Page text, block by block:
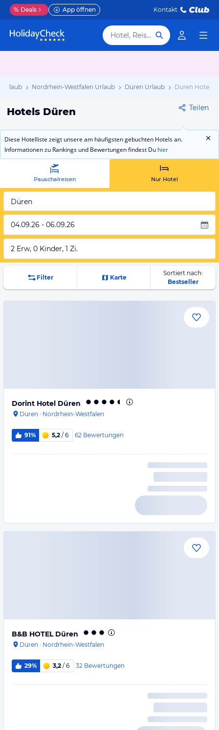
% Deals App öffnen Kontakt
Hotel, Reiseziel
Urlaub Nordrhein-Westfalen Urlaub Düren Urlaub Düren Hotels
Hotels Düren Teilen
Diese Hotelliste zeigt unsere am häufigsten gebuchten Hotels an.
Informationen zu Rankings und Bewertungen findest Du hier
Pauschalreisen Nur Hotel
Düren
04.09.26 - 06.09.26
2 Erw, 0 Kinder, 1 Zi.
Filter Karte
Sortiert nach:
Bestseller
Dorint Hotel Düren
Düren · Nordrhein-Westfalen
91% 5,2 / 6 62 Bewertungen
B&B HOTEL Düren
Düren · Nordrhein-Westfalen
29% 3,2 / 6 32 Bewertungen